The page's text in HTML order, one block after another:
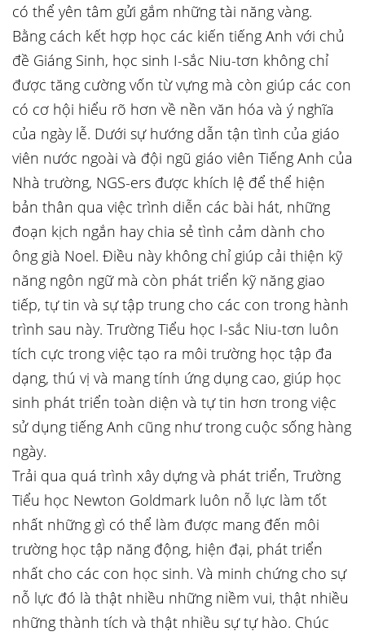
có thể yên tâm gửi gắm những tài năng vàng.
Bằng cách kết hợp học các kiến tiếng Anh với chủ
đề Giáng Sinh, học sinh I-sắc Niu-tơn không chỉ
được tăng cường vốn từ vựng mà còn giúp các con
có cơ hội hiểu rõ hơn về nền văn hóa và ý nghĩa
của ngày lễ. Dưới sự hướng dẫn tận tình của giáo
viên nước ngoài và đội ngũ giáo viên Tiếng Anh của
Nhà trường, NGS-ers được khích lệ để thể hiện
bản thân qua việc trình diễn các bài hát, những
đoạn kịch ngắn hay chia sẻ tình cảm dành cho
ông già Noel. Điều này không chỉ giúp cải thiện kỹ
năng ngôn ngữ mà còn phát triển kỹ năng giao
tiếp, tự tin và sự tập trung cho các con trong hành
trình sau này. Trường Tiểu học I-sắc Niu-tơn luôn
tích cực trong việc tạo ra môi trường học tập đa
dạng, thú vị và mang tính ứng dụng cao, giúp học
sinh phát triển toàn diện và tự tin hơn trong việc
sử dụng tiếng Anh cũng như trong cuộc sống hàng
ngày.
Trải qua quá trình xây dựng và phát triển, Trường
Tiểu học Newton Goldmark luôn nỗ lực làm tốt
nhất những gì có thể làm được mang đến môi
trường học tập năng động, hiện đại, phát triển
nhất cho các con học sinh. Và minh chứng cho sự
nỗ lực đó là thật nhiều những niềm vui, thật nhiều
những thành tích và thật nhiều sự tự hào. Chúc